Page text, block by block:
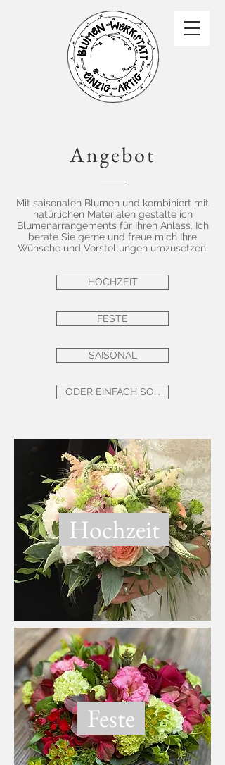
Angebot
Mit saisonalen Blumen und kombiniert mit
natürlichen Materialen gestalte ich
Blumenarrangements für Ihren Anlass. Ich
berate Sie gerne und freue mich Ihre
Wünsche und Vorstellungen umzusetzen.
Hochzeit
Feste
HOCHZEIT
FESTE
SAISONAL
ODER EINFACH SO...